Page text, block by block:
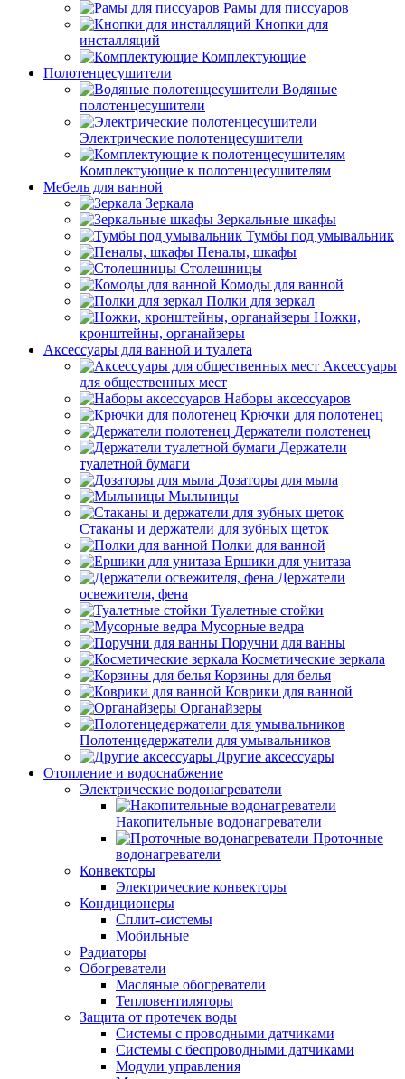
Рамы для писсуаров
Кнопки для
инсталляций
Комплектующие
Полотенцесушители
Водяные
полотенцесушители
Электрические полотенцесушители
Комплектующие к полотенцесушителям
Мебель для ванной
Зеркала
Зеркальные шкафы
Тумбы под умывальник
Пеналы, шкафы
Столешницы
Комоды для ванной
Полки для зеркал
Ножки,
кронштейны, органайзеры
Аксессуары для ванной и туалета
Аксессуары
для общественных мест
Наборы аксессуаров
Крючки для полотенец
Держатели полотенец
Держатели
туалетной бумаги
Дозаторы для мыла
Мыльницы
Стаканы и держатели для зубных щеток
Полки для ванной
Ершики для унитаза
Держатели
освежителя, фена
Туалетные стойки
Мусорные ведра
Поручни для ванны
Косметические зеркала
Корзины для белья
Коврики для ванной
Органайзеры
Полотенцедержатели для умывальников
Другие аксессуары
Отопление и водоснабжение
Электрические водонагреватели
Накопительные водонагреватели
Проточные
водонагреватели
Конвекторы
Электрические конвекторы
Кондиционеры
Сплит-системы
Мобильные
Радиаторы
Обогреватели
Масляные обогреватели
Тепловентиляторы
Защита от протечек воды
Системы с проводными датчиками
Системы с беспроводными датчиками
Модули управления